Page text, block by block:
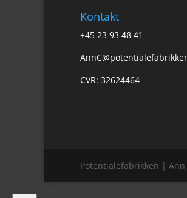
Kontakt
+45 23 93 48 41
CVR: 32624464
Potentialefabrikken |